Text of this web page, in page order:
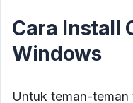
Cara Install
Windows
Untuk teman-